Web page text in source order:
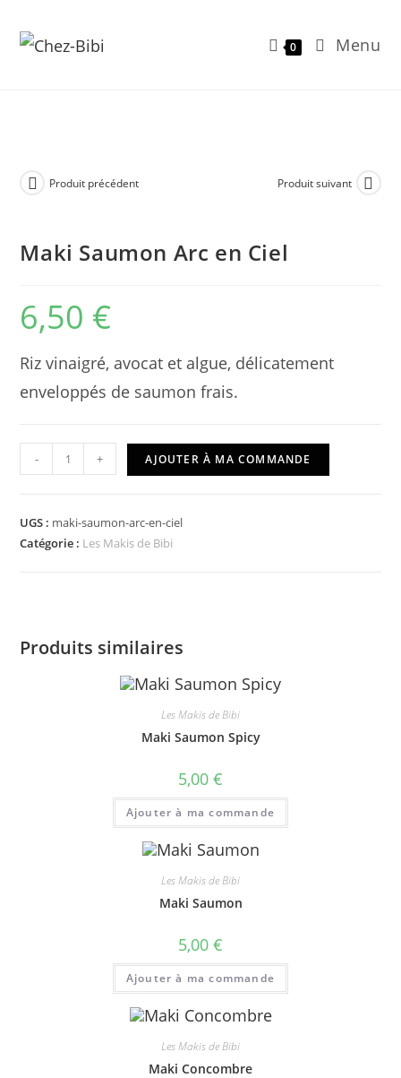
content
0 Menu
Produit précédent Produit suivant
Maki Saumon Arc en Ciel
6,50 €
Riz vinaigré, avocat et algue, délicatement
enveloppés de saumon frais.
quantité
de
Saumon
Arc
- + AJOUTER À MA COMMANDE
UGS : maki-saumon-arc-en-ciel
Catégorie : Les Makis de Bibi
Produits similaires
Les Makis de Bibi
Maki Saumon Spicy
5,00 €
Ajouter à ma commande
Les Makis de Bibi
Maki Saumon
5,00 €
Ajouter à ma commande
Les Makis de Bibi
Maki Concombre